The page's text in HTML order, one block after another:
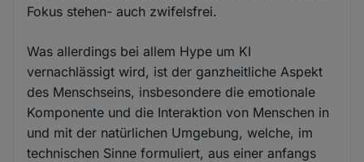
Fokus stehen- auch zwifelsfrei.
Was allerdings bei allem Hype um KI
vernachlässigt wird, ist der ganzheitliche Aspekt
des Menschseins, insbesondere die emotionale
Komponente und die Interaktion von Menschen in
und mit der natürlichen Umgebung, welche, im
technischen Sinne formuliert, aus einer anfangs